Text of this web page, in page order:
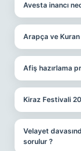
Avesta inancı
Arapça ve Kuran
Afiş hazırlama
Kiraz Festivali
Velayet
sorulur ?